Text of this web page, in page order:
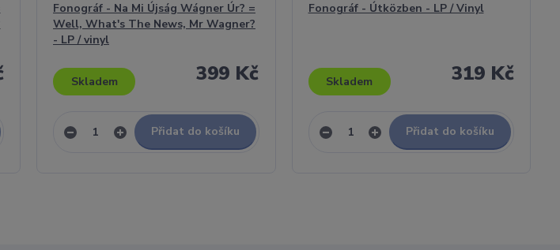
Fonográf - Na Mi Újság Wágner Úr? =
Well, What's The News, Mr Wagner?
- LP / vinyl
399 Kč
Skladem
Přidat do košíku
Fonográf - Útközben - LP / Vinyl
319 Kč
Skladem
Přidat do košíku